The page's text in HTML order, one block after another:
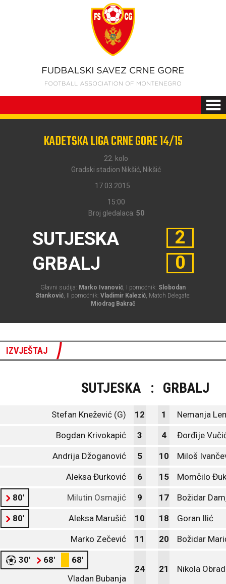
KADETSKA LIGA CRNE GORE 14/15
22. kolo
Gradski stadion Nikšić, Nikšić
17.03.2015.
15:00
Broj gledalaca: 50
SUTJESKA
GRBALJ
2
0
Glavni sudija: Marko Ivanović, I pomoćnik: Slobodan
Stanković, II pomoćnik: Vladimir Kalezić, Match Delegate:
Miodrag Bakrač
IZVJEŠTAJ
SUTJESKA : GRBALJ
Stefan Knežević (G) 12 1 Nemanja
Bogdan Krivokapić 3 4 Đorđije
Andrija Džoganović 5 10 Miloš
Aleksa Đurković 6 15 Momčilo
80' Milutin Osmajić 9 17 Božidar
80' Aleksa Marušić 10 18 Goran Ilić
Marko Zečević 11 20 Božidar
30' 68'
68'
Vladan Bubanja
24 21 Nikola